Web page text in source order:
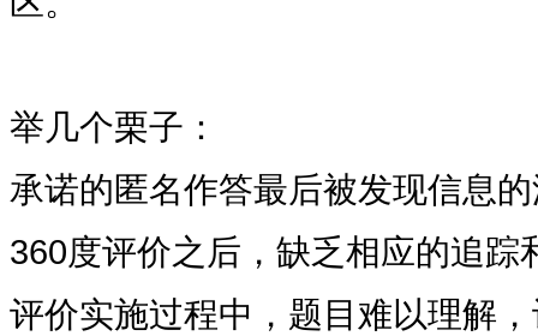
举几个栗子：
承诺的匿名作答最后被发现信息
360度评价之后，缺乏相应的追踪
评价实施过程中，题目难以理解